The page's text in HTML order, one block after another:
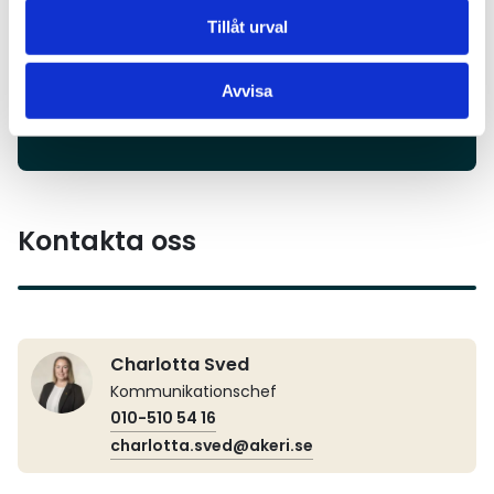
Tillåt urval
Avvisa
lastbilar.
Läs rapporten
Kontakta oss
Charlotta Sved
Kommunikationschef
010-510 54 16
charlotta.sved@akeri.se